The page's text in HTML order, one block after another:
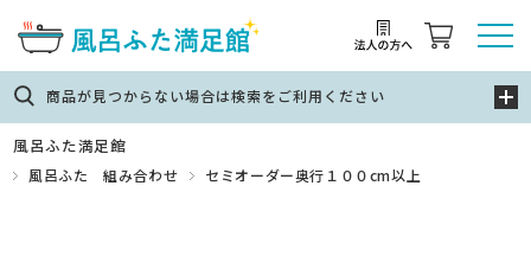
商品が見つからない場合は検索をご利用ください
風呂ふた満足館
風呂ふた 組み合わせ セミオーダー奥行１００cm以上